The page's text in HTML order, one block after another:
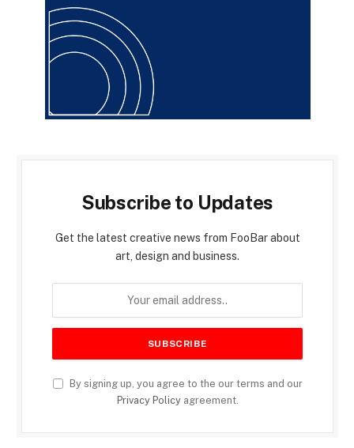
Subscribe to Updates
Get the latest creative news from FooBar about
art, design and business.
By signing up, you agree to the our terms and our
Privacy Policyagreement.